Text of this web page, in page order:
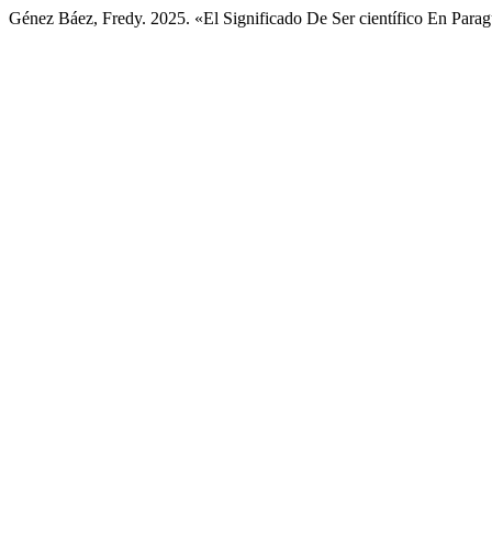
Génez Báez, Fredy. 2025. «El Significado De Ser científico En